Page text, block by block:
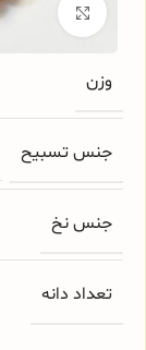
برای
وزن
جنس تسبیح
جنس نخ
تعداد دانه